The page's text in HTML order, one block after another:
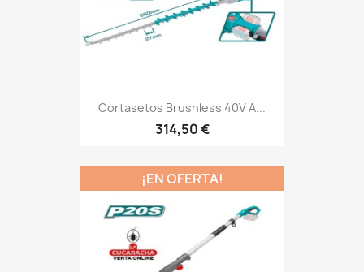
Cortasetos Brushless 40V A...
314,50 €
¡EN OFERTA!